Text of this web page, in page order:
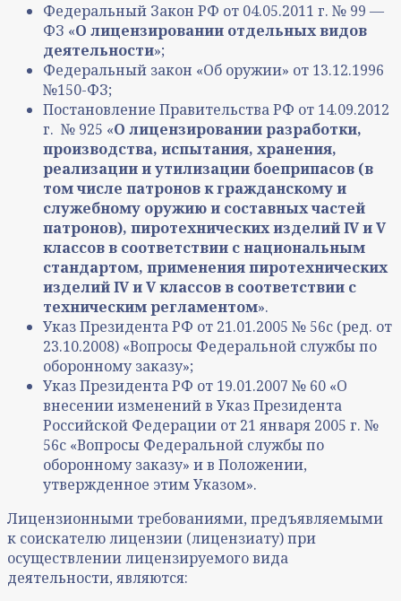
Федеральный Закон РФ от 04.05.2011 г. № 99 —
ФЗ «О лицензировании отдельных видов
деятельности»;
Федеральный закон «Об оружии» от 13.12.1996
№150-ФЗ;
Постановление Правительства РФ от 14.09.2012
г. № 925 «О лицензировании разработки,
производства, испытания, хранения,
реализации и утилизации боеприпасов (в
том числе патронов к гражданскому и
служебному оружию и составных частей
патронов), пиротехнических изделий IV и V
классов в соответствии с национальным
стандартом, применения пиротехнических
изделий IV и V классов в соответствии с
техническим регламентом».
Указ Президента РФ от 21.01.2005 № 56с (ред. от
23.10.2008) «Вопросы Федеральной службы по
оборонному заказу»;
Указ Президента РФ от 19.01.2007 № 60 «О
внесении изменений в Указ Президента
Российской Федерации от 21 января 2005 г. №
56с «Вопросы Федеральной службы по
оборонному заказу» и в Положении,
утвержденное этим Указом».
Лицензионными требованиями, предъявляемыми
к соискателю лицензии (лицензиату) при
осуществлении лицензируемого вида
деятельности, являются: